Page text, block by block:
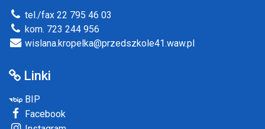
tel./fax 22 795 46 03
kom. 723 244 956
wislana.kropelka@przedszkole41.waw.pl
Linki
BIP
Facebook